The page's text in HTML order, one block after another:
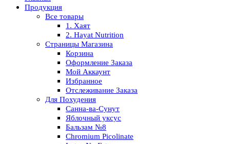
Продукция
Все товары
1. Хаят
2. Hayat Nutrition
Страницы Магазина
Корзина
Оформление Заказа
Мой Аккаунт
Избранное
Отслеживание Заказа
Для Похудения
Санна-ва-Сунут
Яблочный уксус
Бальзам №8
Chromium Picolinate